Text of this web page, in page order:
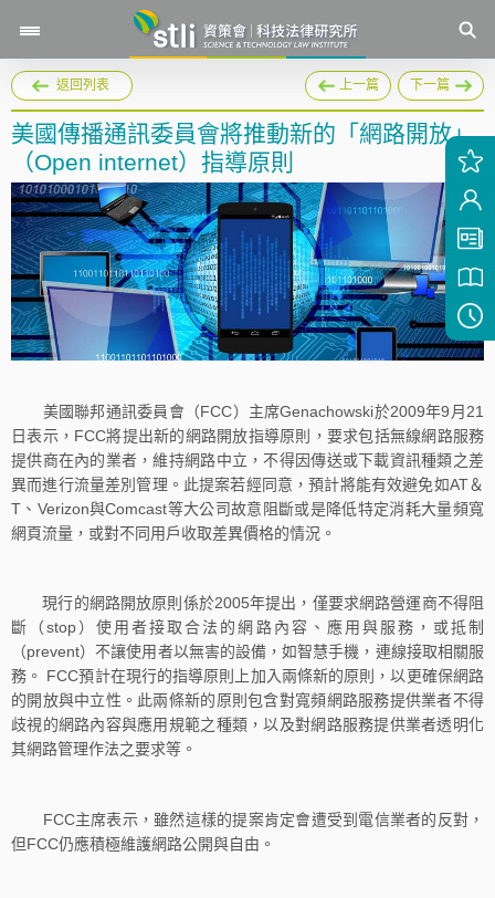
返回列表 上一篇 下一篇
美國傳播通訊委員會將推動新的「網路開放」
（Open internet）指導原則
美國聯邦通訊委員會（FCC）主席Genachowski於2009年9月21
日表示，FCC將提出新的網路開放指導原則，要求包括無線網路服務
提供商在內的業者，維持網路中立，不得因傳送或下載資訊種類之差
異而進行流量差別管理。此提案若經同意，預計將能有效避免如AT＆
T、Verizon與Comcast等大公司故意阻斷或是降低特定消耗大量頻寬
網頁流量，或對不同用戶收取差異價格的情況。
現行的網路開放原則係於2005年提出，僅要求網路營運商不得阻
斷（stop）使用者接取合法的網路內容、應用與服務，或抵制
（prevent）不讓使用者以無害的設備，如智慧手機，連線接取相關服
務。 FCC預計在現行的指導原則上加入兩條新的原則，以更確保網路
的開放與中立性。此兩條新的原則包含對寬頻網路服務提供業者不得
歧視的網路內容與應用規範之種類，以及對網路服務提供業者透明化
其網路管理作法之要求等。
FCC主席表示，雖然這樣的提案肯定會遭受到電信業者的反對，
但FCC仍應積極維護網路公開與自由。